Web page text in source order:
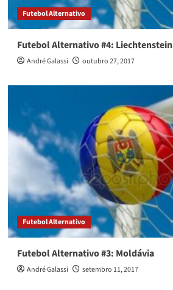
Futebol Alternativo
Futebol Alternativo #4: Liechtenstein
André Galassi outubro 27, 2017
Futebol Alternativo
Futebol Alternativo #3: Moldávia
André Galassi setembro 11, 2017